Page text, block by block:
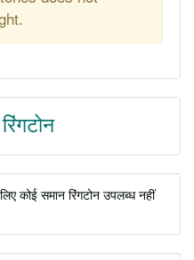
कोई समान रिंगटोन उपलब्ध नहीं